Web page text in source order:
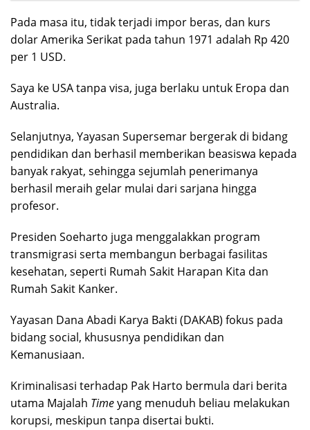
Pada masa itu, tidak terjadi impor beras, dan kurs
dolar Amerika Serikat pada tahun 1971 adalah Rp 420
per 1 USD.
Saya ke USA tanpa visa, juga berlaku untuk Eropa dan
Australia.
Selanjutnya, Yayasan Supersemar bergerak di bidang
pendidikan dan berhasil memberikan beasiswa kepada
banyak rakyat, sehingga sejumlah penerimanya
berhasil meraih gelar mulai dari sarjana hingga
profesor.
Presiden Soeharto juga menggalakkan program
transmigrasi serta membangun berbagai fasilitas
kesehatan, seperti Rumah Sakit Harapan Kita dan
Rumah Sakit Kanker.
Yayasan Dana Abadi Karya Bakti (DAKAB) fokus pada
bidang social, khususnya pendidikan dan
Kemanusiaan.
Kriminalisasi terhadap Pak Harto bermula dari berita
utama Majalah Timeyang menuduh beliau melakukan
korupsi, meskipun tanpa disertai bukti.